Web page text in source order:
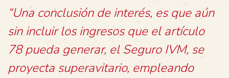
“Una conclusión de interés, es que aún
sin incluir los ingresos que el artículo
78 pueda generar, el Seguro IVM, se
proyecta superavitario, empleando